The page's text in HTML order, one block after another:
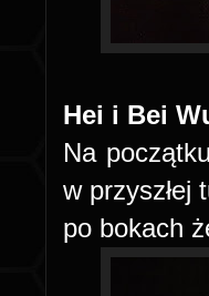
Hei i Bei
Na
w przyszłej
po bokach